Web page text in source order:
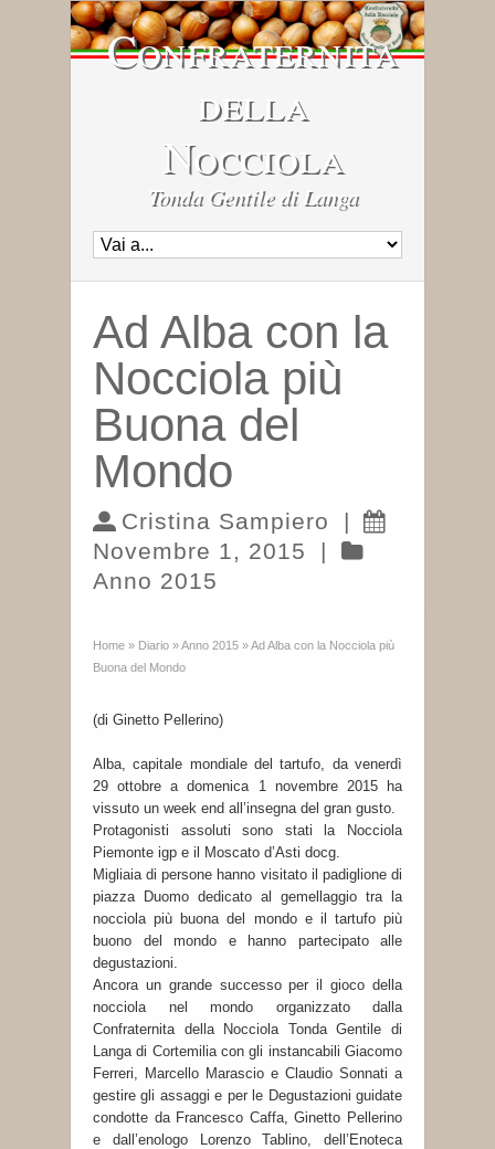
Confraternita
della
Nocciola
Tonda Gentile di Langa
Ad Alba con la
Nocciola più
Buona del
Mondo
Cristina Sampiero
|
Novembre 1, 2015
|
Anno 2015
Home » Diario »Anno 2015 »Ad Alba con la Nocciola più
Buona del Mondo
(di Ginetto Pellerino)
Alba, capitale mondiale del tartufo, da venerdì
29 ottobre a domenica 1 novembre 2015 ha
vissuto un week end all’insegna del gran gusto.
Protagonisti assoluti sono stati la Nocciola
Piemonte igp e il Moscato d’Asti docg.
Migliaia di persone hanno visitato il padiglione di
piazza Duomo dedicato al gemellaggio tra la
nocciola più buona del mondo e il tartufo più
buono del mondo e hanno partecipato alle
degustazioni.
Ancora un grande successo per il gioco della
nocciola nel mondo organizzato dalla
Confraternita della Nocciola Tonda Gentile di
Langa di Cortemilia con gli instancabili Giacomo
Ferreri, Marcello Marascio e Claudio Sonnati a
gestire gli assaggi e per le Degustazioni guidate
condotte da Francesco Caffa, Ginetto Pellerino
e dall’enologo Lorenzo Tablino, dell’Enoteca